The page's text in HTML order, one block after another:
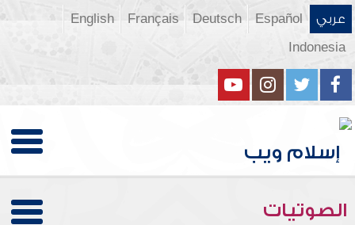
عربي Español
Deutsch
Français
English
Indonesia
الصوتيات